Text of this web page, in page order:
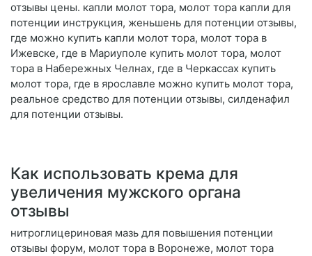
отзывы цены. капли молот тора, молот тора капли для
потенции инструкция, женьшень для потенции отзывы,
где можно купить капли молот тора, молот тора в
Ижевске, где в Мариуполе купить молот тора, молот
тора в Набережных Челнах, где в Черкассах купить
молот тора, где в ярославле можно купить молот тора,
реальное средство для потенции отзывы, силденафил
для потенции отзывы.
Как использовать крема для
увеличения мужского органа
отзывы
нитроглицериновая мазь для повышения потенции
отзывы форум, молот тора в Воронеже, молот тора